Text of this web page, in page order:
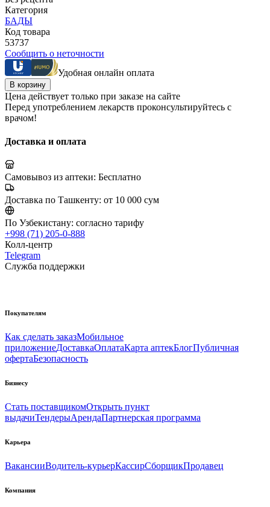
Категория
БАДЫ
Код товара
53737
Сообщить о неточности
Удобная онлайн оплата
В корзину
Цена действует только при заказе на сайте
Перед употреблением лекарств проконсультируйтесь с
врачом!
Доставка и оплата
Самовывоз из аптеки: Бесплатно
Доставка по Ташкенту: от 10 000 сум
По Узбекистану: согласно тарифу
+998 (71) 205-0-888
Колл-центр
Telegram
Служба поддержки
Покупателям
Как сделать заказМобильное
приложениеДоставкаОплатаКарта аптекБлогПубличная
офертаБезопасность
Бизнесу
Стать поставщикомОткрыть пункт
выдачиТендерыАрендаПартнерская программа
Карьера
ВакансииВодитель-курьерКассирСборщикПродавец
Компания